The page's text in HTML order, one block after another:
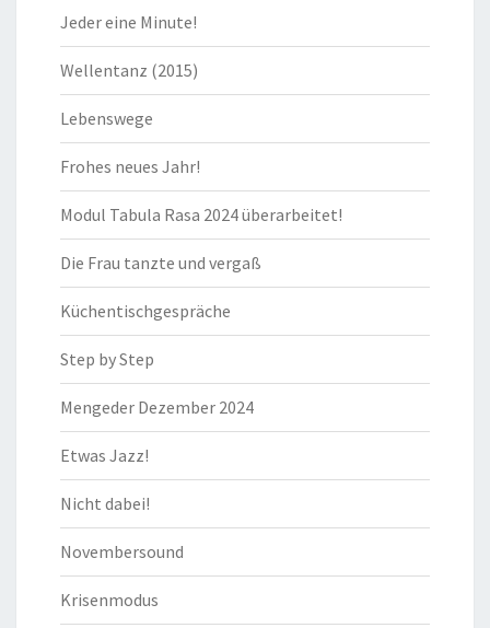
Jeder eine Minute!
Wellentanz (2015)
Lebenswege
Frohes neues Jahr!
Modul Tabula Rasa 2024 überarbeitet!
Die Frau tanzte und vergaß
Küchentischgespräche
Step by Step
Mengeder Dezember 2024
Etwas Jazz!
Nicht dabei!
Novembersound
Krisenmodus